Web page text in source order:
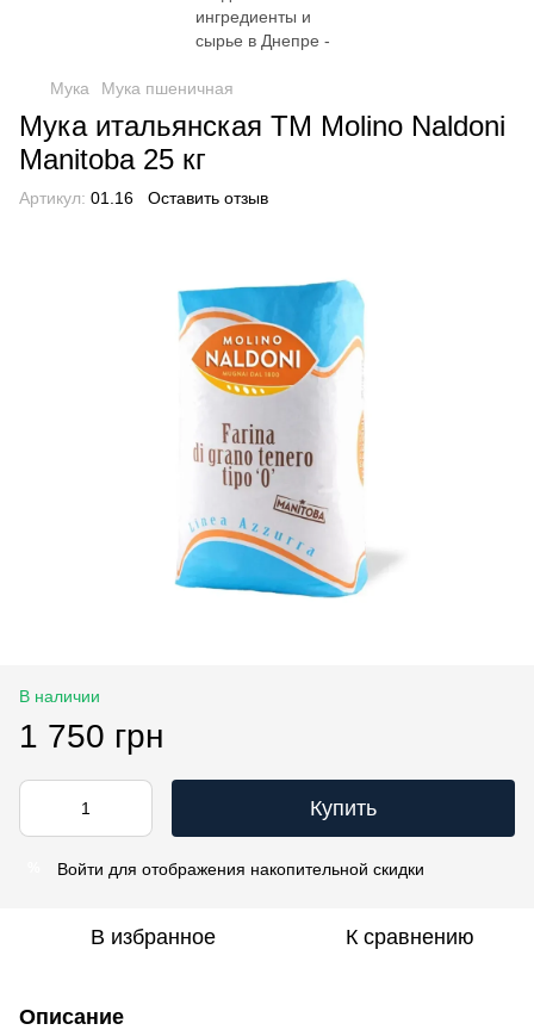
Мука Мука пшеничная
Мука итальянская TM Molino Naldoni
Manitoba 25 кг
Артикул: 01.16 Оставить отзыв
В наличии
1 750 грн
Купить
Войти для отображения накопительной скидки
В избранное К сравнению
Описание